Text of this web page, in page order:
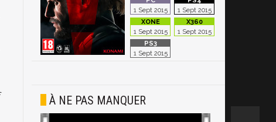
1 Sept 2015 1 Sept 2015
1 Sept 2015 1 Sept 2015
1 Sept 2015
À NE PAS MANQUER